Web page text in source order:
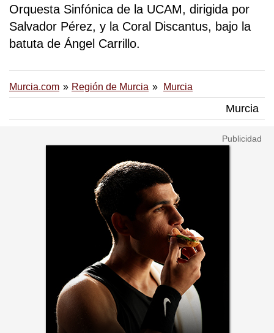
Orquesta Sinfónica de la UCAM, dirigida por
Salvador Pérez, y la Coral Discantus, bajo la
batuta de Ángel Carrillo.
Murcia.com Región de Murcia Murcia
Murcia